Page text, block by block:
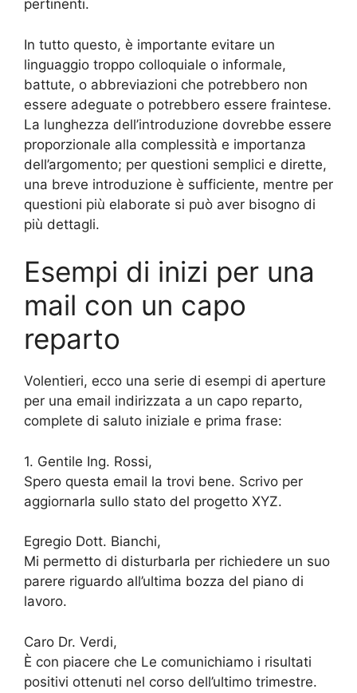
pertinenti.
In tutto questo, è importante evitare un
linguaggio troppo colloquiale o informale,
battute, o abbreviazioni che potrebbero non
essere adeguate o potrebbero essere fraintese.
La lunghezza dell’introduzione dovrebbe essere
proporzionale alla complessità e importanza
dell’argomento; per questioni semplici e dirette,
una breve introduzione è sufficiente, mentre per
questioni più elaborate si può aver bisogno di
più dettagli.
Esempi di inizi per una
mail con un capo
reparto
Volentieri, ecco una serie di esempi di aperture
per una email indirizzata a un capo reparto,
complete di saluto iniziale e prima frase:
1. Gentile Ing. Rossi,
Spero questa email la trovi bene. Scrivo per
aggiornarla sullo stato del progetto XYZ.
Egregio Dott. Bianchi,
Mi permetto di disturbarla per richiedere un suo
parere riguardo all’ultima bozza del piano di
lavoro.
Caro Dr. Verdi,
È con piacere che Le comunichiamo i risultati
positivi ottenuti nel corso dell’ultimo trimestre.